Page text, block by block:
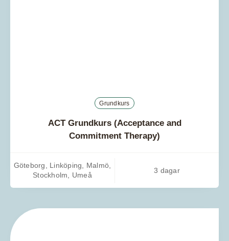
Grundkurs
ACT Grundkurs (Acceptance and
Commitment Therapy)
Göteborg, Linköping, Malmö,
Stockholm, Umeå
3 dagar